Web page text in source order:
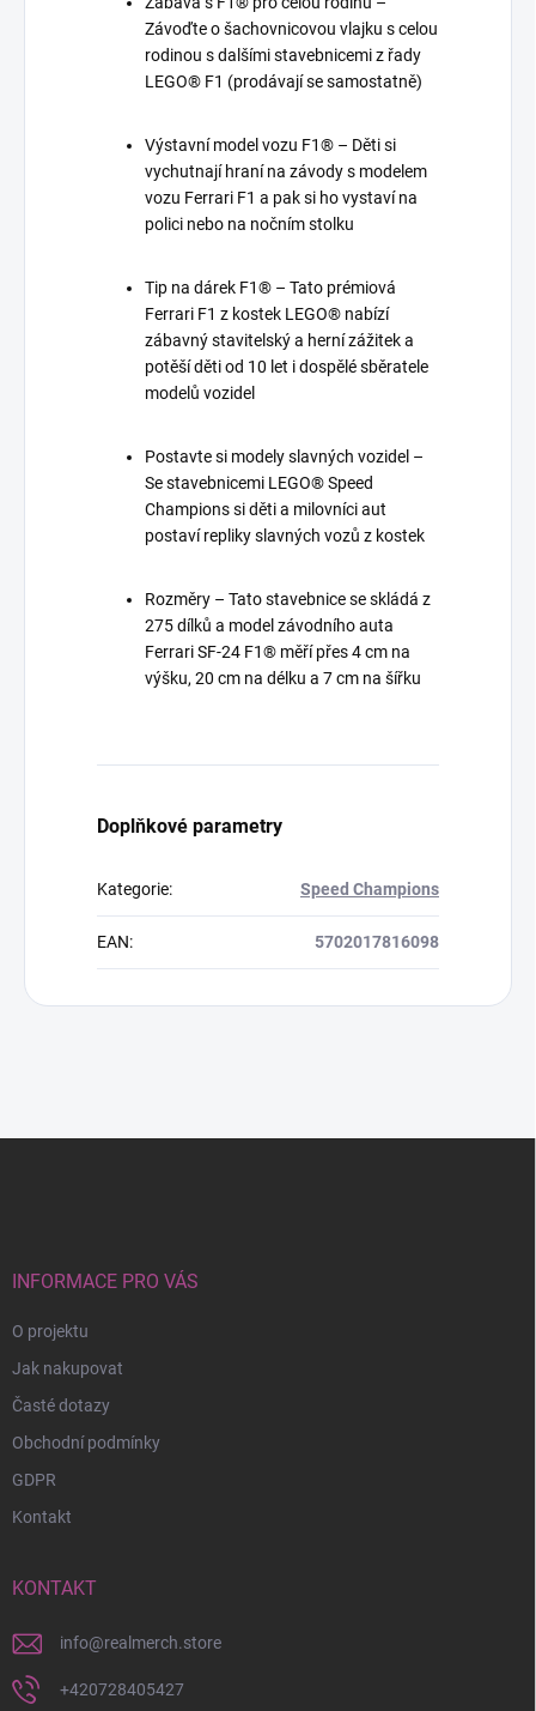
Závoďte o šachovnicovou vlajku s celou
rodinou s dalšími stavebnicemi z řady
LEGO® F1 (prodávají se samostatně)
Výstavní model vozu F1® – Děti si
vychutnají hraní na závody s modelem
vozu Ferrari F1 a pak si ho vystaví na
polici nebo na nočním stolku
Tip na dárek F1® – Tato prémiová
Ferrari F1 z kostek LEGO® nabízí
zábavný stavitelský a herní zážitek a
potěší děti od 10 let i dospělé sběratele
modelů vozidel
Postavte si modely slavných vozidel –
Se stavebnicemi LEGO® Speed
Champions si děti a milovníci aut
postaví repliky slavných vozů z kostek
Rozměry – Tato stavebnice se skládá z
275 dílků a model závodního auta
Ferrari SF-24 F1® měří přes 4 cm na
výšku, 20 cm na délku a 7 cm na šířku
Doplňkové parametry
Kategorie: Speed Champions
EAN: 5702017816098
INFORMACE PRO VÁS
O projektu
Jak nakupovat
Časté dotazy
Obchodní podmínky
GDPR
Kontakt
KONTAKT
info@realmerch.store
+420728405427